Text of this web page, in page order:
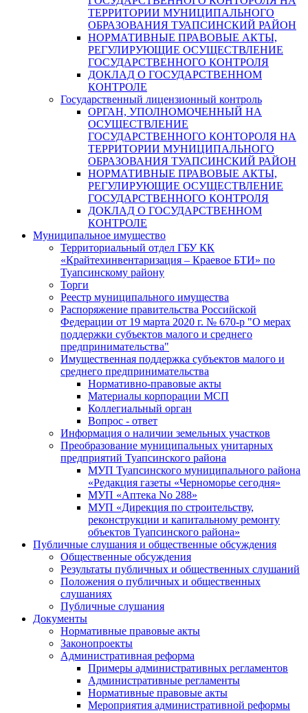
ТЕРРИТОРИИ МУНИЦИПАЛЬНОГО
ОБРАЗОВАНИЯ ТУАПСИНСКИЙ РАЙОН
НОРМАТИВНЫЕ ПРАВОВЫЕ АКТЫ,
РЕГУЛИРУЮЩИЕ ОСУЩЕСТВЛЕНИЕ
ГОСУДАРСТВЕННОГО КОНТРОЛЯ
ДОКЛАД О ГОСУДАРСТВЕННОМ
КОНТРОЛЕ
Государственный лицензионный контроль
ОРГАН, УПОЛНОМОЧЕННЫЙ НА
ОСУЩЕСТВЛЕНИЕ
ГОСУДАРСТВЕННОГО КОНТОРОЛЯ НА
ТЕРРИТОРИИ МУНИЦИПАЛЬНОГО
ОБРАЗОВАНИЯ ТУАПСИНСКИЙ РАЙОН
НОРМАТИВНЫЕ ПРАВОВЫЕ АКТЫ,
РЕГУЛИРУЮЩИЕ ОСУЩЕСТВЛЕНИЕ
ГОСУДАРСТВЕННОГО КОНТРОЛЯ
ДОКЛАД О ГОСУДАРСТВЕННОМ
КОНТРОЛЕ
Муниципальное имущество
Территориальный отдел ГБУ КК
«Крайтехинвентаризация – Краевое БТИ» по
Туапсинскому району
Торги
Реестр муниципального имущества
Распоряжение правительства Российской
Федерации от 19 марта 2020 г. № 670-р "О мерах
поддержки субъектов малого и среднего
предпринимательства"
Имущественная поддержка субъектов малого и
среднего предпринимательства
Нормативно-правовые акты
Материалы корпорации МСП
Коллегиальный орган
Вопрос - ответ
Информация о наличии земельных участков
Преобразование муниципальных унитарных
предприятий Туапсинского района
МУП Туапсинского муниципального района
«Редакция газеты «Черноморье сегодня»
МУП «Аптека No 288»
МУП «Дирекция по строительству,
реконструкции и капитальному ремонту
объектов Туапсинского района»
Публичные слушания и общественные обсуждения
Общественные обсуждения
Результаты публичных и общественных слушаний
Положения о публичных и общественных
слушаниях
Публичные слушания
Документы
Нормативные правовые акты
Законопроекты
Административная реформа
Примеры административных регламентов
Административные регламенты
Нормативные правовые акты
Мероприятия административной реформы